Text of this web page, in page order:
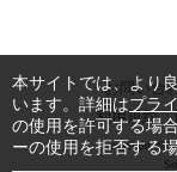
お問い合
利用規約
Copyright ©
本サイトでは、より
います。詳細はプラ
の使用を許可する場
ーの使用を拒否する